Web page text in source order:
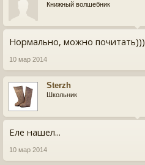
Книжный волшебник
Нормально, можно почитать)))
10 мар 2014
Sterzh
Школьник
Еле нашел...
10 мар 2014